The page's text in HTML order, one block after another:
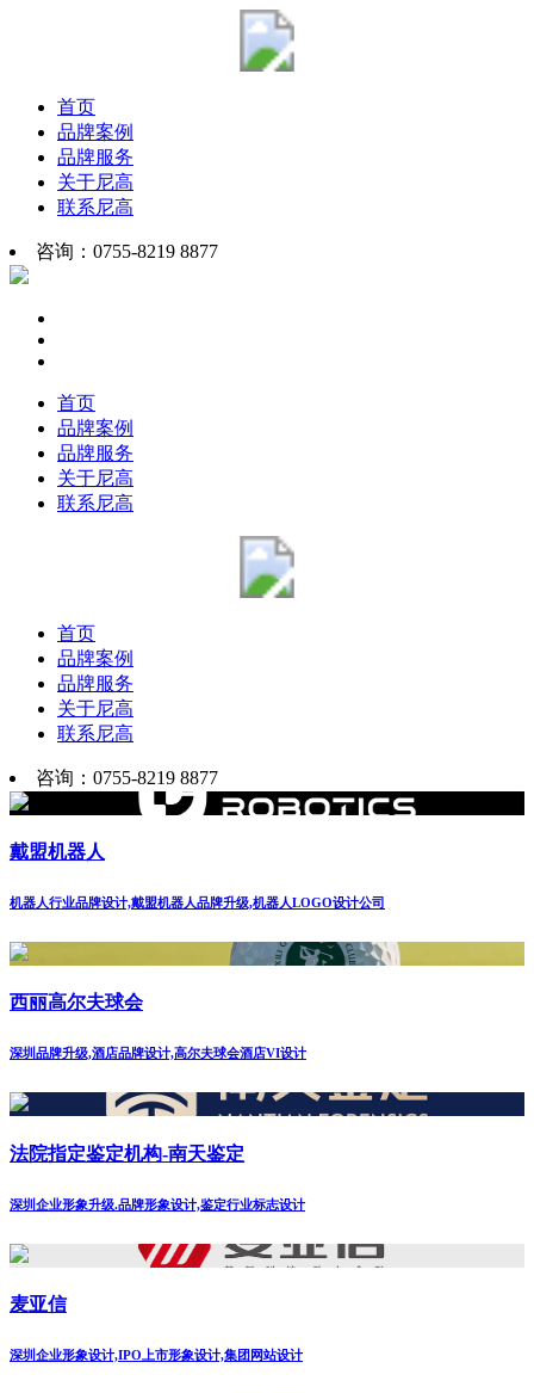
首页
品牌案例
品牌服务
关于尼高
联系尼高
咨询：0755-8219 8877
首页
品牌案例
品牌服务
关于尼高
联系尼高
首页
品牌案例
品牌服务
关于尼高
联系尼高
咨询：0755-8219 8877
戴盟机器人
机器人行业品牌设计,戴盟机器人品牌升级,机器人LOGO设计公司
西丽高尔夫球会
深圳品牌升级,酒店品牌设计,高尔夫球会酒店VI设计
法院指定鉴定机构-南天鉴定
深圳企业形象升级.品牌形象设计,鉴定行业标志设计
麦亚信
深圳企业形象设计,IPO上市形象设计,集团网站设计